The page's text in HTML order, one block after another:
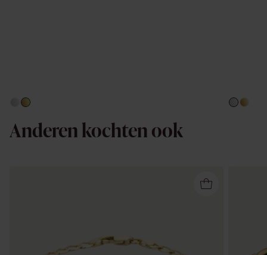
Anderen kochten ook